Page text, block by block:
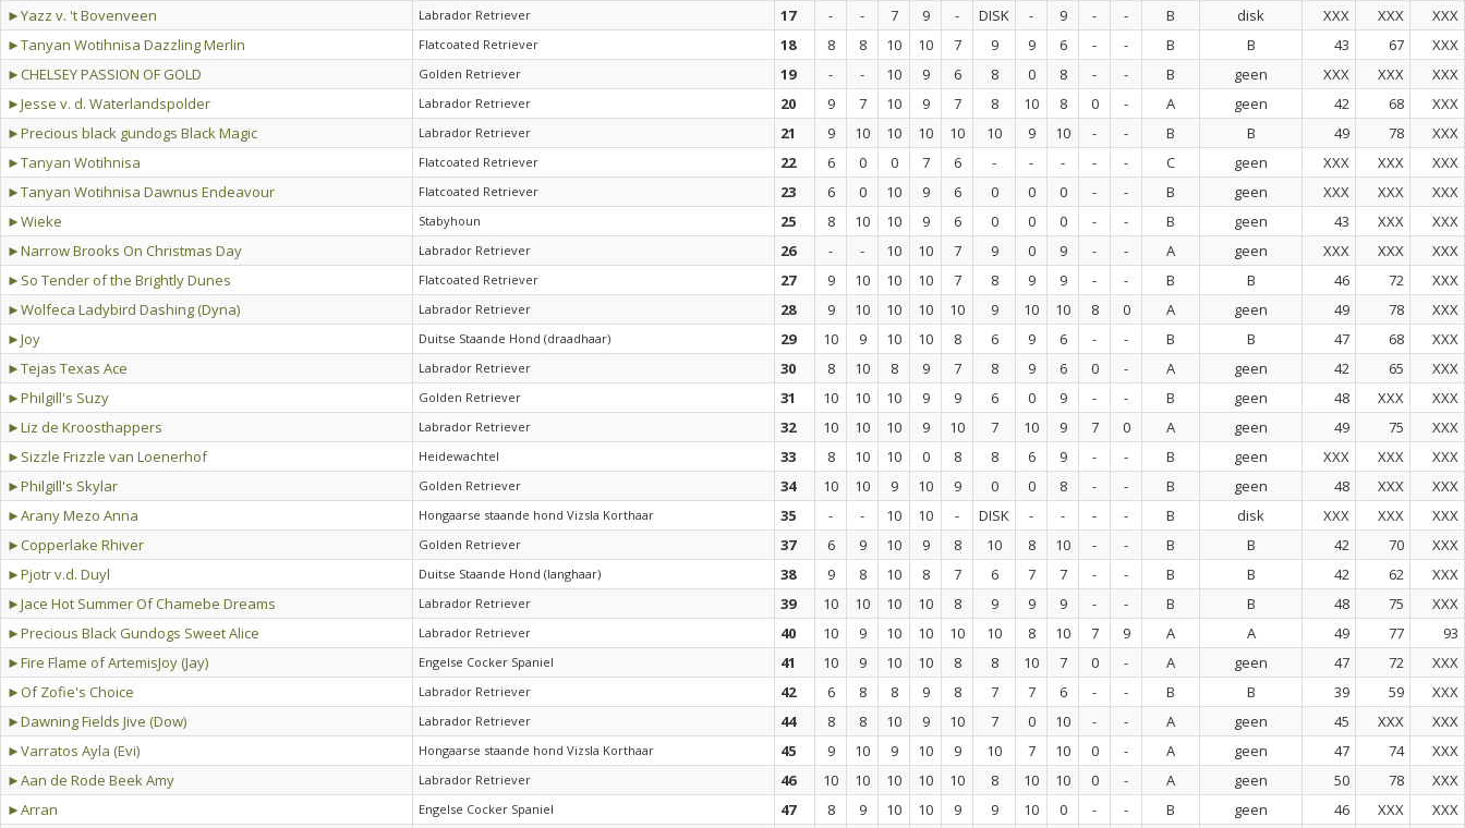
►Yazz v. 't Bovenveen
Labrador Retriever 17 - - 7 9 - DISK - 9 - - B disk XXX XXX
XXX
►Tanyan Wotihnisa Dazzling Merlin
Flatcoated Retriever 18 8 8 10 10 7 9 9 6 - - B B 43 67
XXX
►CHELSEY PASSION OF GOLD
Golden Retriever 19 - - 10 9 6 8 0 8 - - B geen XXX XXX
XXX
►Jesse v. d. Waterlandspolder
Labrador Retriever 20 9 7 10 9 7 8 10 8 0 - A geen 42 68
XXX
►Precious black gundogs Black Magic
Labrador Retriever 21 9 10 10 10 10 10 9 10 - - B B 49 78
XXX
►Tanyan Wotihnisa
Flatcoated Retriever 22 6 0 0 7 6 - - - - - C geen XXX XXX
XXX
►Tanyan Wotihnisa Dawnus Endeavour
Flatcoated Retriever 23 6 0 10 9 6 0 0 0 - - B geen XXX XXX
XXX
►Wieke
Stabyhoun 25 8 10 10 9 6 0 0 0 - - B geen 43 XXX
XXX
►Narrow Brooks On Christmas Day
Labrador Retriever 26 - - 10 10 7 9 0 9 - - A geen XXX XXX
XXX
►So Tender of the Brightly Dunes
Flatcoated Retriever 27 9 10 10 10 7 8 9 9 - - B B 46 72
XXX
►Wolfeca Ladybird Dashing (Dyna)
Labrador Retriever 28 9 10 10 10 10 9 10 10 8 0 A geen 49 78
XXX
►Joy
Duitse Staande Hond (draadhaar) 29 10 9 10 10 8 6 9 6 - - B B 47 68
XXX
►Tejas Texas Ace
Labrador Retriever 30 8 10 8 9 7 8 9 6 0 - A geen 42 65
XXX
►Philgill's Suzy
Golden Retriever 31 10 10 10 9 9 6 0 9 - - B geen 48 XXX
XXX
►Liz de Kroosthappers
Labrador Retriever 32 10 10 10 9 10 7 10 9 7 0 A geen 49 75
XXX
►Sizzle Frizzle van Loenerhof
Heidewachtel 33 8 10 10 0 8 8 6 9 - - B geen XXX XXX
XXX
►Philgill's Skylar
Golden Retriever 34 10 10 9 10 9 0 0 8 - - B geen 48 XXX
XXX
►Arany Mezo Anna
Hongaarse staande hond Vizsla Korthaar 35 - - 10 10 - DISK - - - - B disk XXX XXX
XXX
►Copperlake Rhiver
Golden Retriever 37 6 9 10 9 8 10 8 10 - - B B 42 70
XXX
►Pjotr v.d. Duyl
Duitse Staande Hond (langhaar) 38 9 8 10 8 7 6 7 7 - - B B 42 62
XXX
►Jace Hot Summer Of Chamebe Dreams
Labrador Retriever 39 10 10 10 10 8 9 9 9 - - B B 48 75
XXX
►Precious Black Gundogs Sweet Alice
Labrador Retriever 40 10 9 10 10 10 10 8 10 7 9 A A 49 77
93
►Fire Flame of ArtemisJoy (Jay)
Engelse Cocker Spaniel 41 10 9 10 10 8 8 10 7 0 - A geen 47 72
XXX
►Of Zofie's Choice
Labrador Retriever 42 6 8 8 9 8 7 7 6 - - B B 39 59
XXX
►Dawning Fields Jive (Dow)
Labrador Retriever 44 8 8 10 9 10 7 0 10 - - A geen 45 XXX
XXX
►Varratos Ayla (Evi)
Hongaarse staande hond Vizsla Korthaar 45 9 10 9 10 9 10 7 10 0 - A geen 47 74
XXX
►Aan de Rode Beek Amy
Labrador Retriever 46 10 10 10 10 10 8 10 10 0 - A geen 50 78
XXX
►Arran
Engelse Cocker Spaniel 47 8 9 10 10 9 9 10 0 - - B geen 46 XXX
XXX